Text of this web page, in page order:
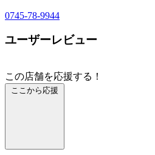
0745-78-9944
ユーザーレビュー
この店舗を応援する！
ここから応援